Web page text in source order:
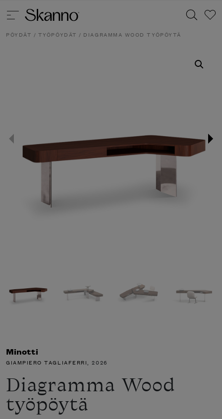
PÖYDÄT / TYÖPÖYDÄT / DIAGRAMMA WOOD TYÖPÖYTÄ
Minotti
GIAMPIERO TAGLIAFERRI, 2026
Diagramma Wood
työpöytä